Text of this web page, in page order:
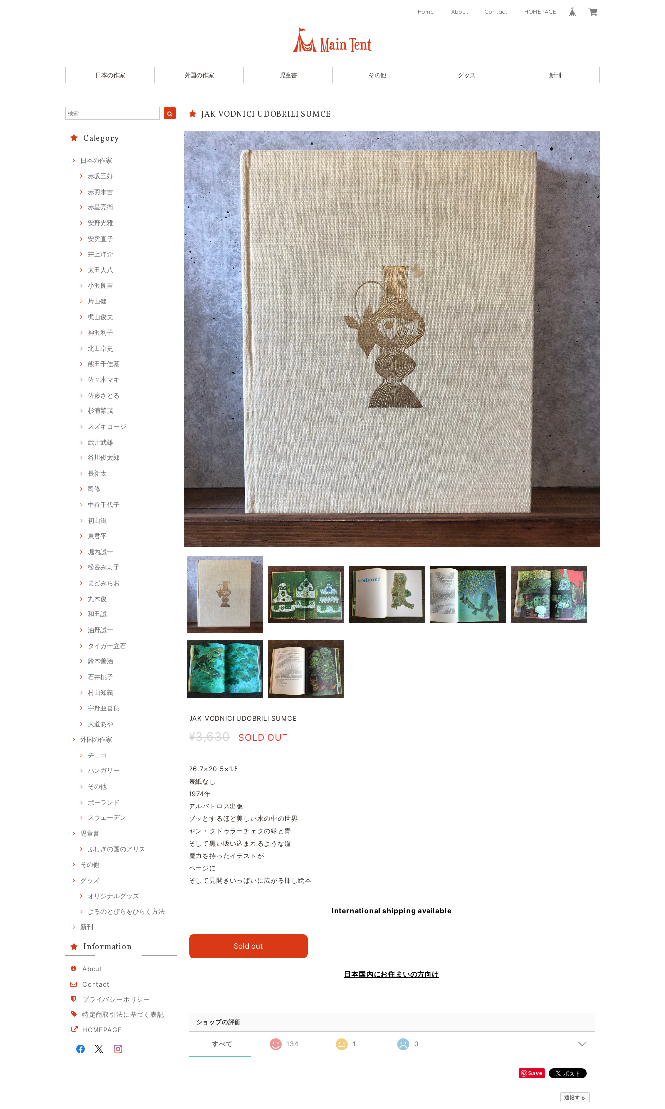
Home About Contact HOMEPAGE
日本の作家 外国の作家 児童書 その他 グッズ 新刊
Category
日本の作家
赤坂三好
赤羽末吉
赤星亮衛
安野光雅
安房直子
井上洋介
太田大八
小沢良吉
片山健
梶山俊夫
神沢利子
北田卓史
熊田千佳慕
佐々木マキ
佐藤さとる
杉浦繁茂
スズキコージ
武井武雄
谷川俊太郎
長新太
司修
中谷千代子
初山滋
東君平
堀内誠一
松谷みよ子
まどみちお
丸木俊
和田誠
油野誠一
タイガー立石
鈴木善治
石井桃子
村山知義
宇野亜喜良
大道あや
外国の作家
チェコ
ハンガリー
その他
ポーランド
スウェーデン
児童書
ふしぎの国のアリス
その他
グッズ
オリジナルグッズ
よるのとびらをひらく方法
新刊
Information
About
Contact
プライバシーポリシー
特定商取引法に基づく表記
HOMEPAGE
JAK VODNICI UDOBRILI SUMCE
JAK VODNICI UDOBRILI SUMCE
¥3,630 SOLD OUT
26.7×20.5×1.5
表紙なし
1974年
アルバトロス出版
ゾッとするほど美しい水の中の世界
ヤン・クドゥラーチェクの緑と青
そして黒い吸い込まれるような瞳
魔力を持ったイラストが
ページに
そして見開きいっぱいに広がる挿し絵本
International shipping available
Sold out
日本国内にお住まいの方向け
ショップの評価
すべて 134 1 0
Save
通報する